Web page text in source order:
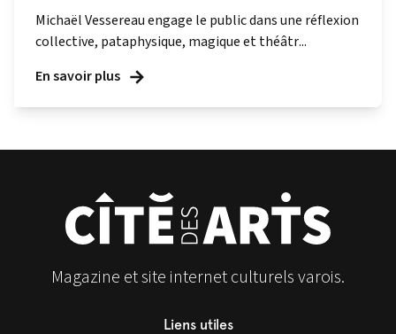
Michaël Vessereau engage le public dans une réflexion
collective, pataphysique, magique et théâtr...
En savoir plus
Magazine et site internet culturels varois.
Liens utiles